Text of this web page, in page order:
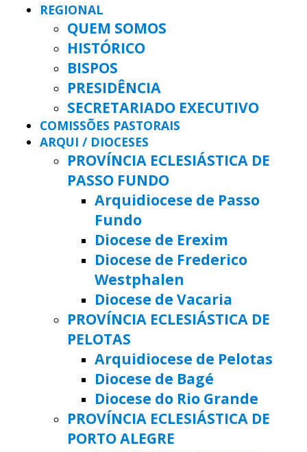
REGIONAL
QUEM SOMOS
HISTÓRICO
BISPOS
PRESIDÊNCIA
SECRETARIADO EXECUTIVO
COMISSÕES PASTORAIS
ARQUI / DIOCESES
PROVÍNCIA ECLESIÁSTICA DE
PASSO FUNDO
Arquidiocese de Passo
Fundo
Diocese de Erexim
Diocese de Frederico
Westphalen
Diocese de Vacaria
PROVÍNCIA ECLESIÁSTICA DE
PELOTAS
Arquidiocese de Pelotas
Diocese de Bagé
Diocese do Rio Grande
PROVÍNCIA ECLESIÁSTICA DE
PORTO ALEGRE